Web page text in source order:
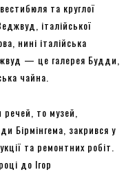
та круглої
італійської
нині італійська
— це галерея Будди,
чайна.
то музей,
Бірмінгема, закрився у
та ремонтних робіт.
до Ігор